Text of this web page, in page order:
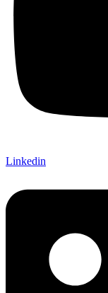
Linkedin